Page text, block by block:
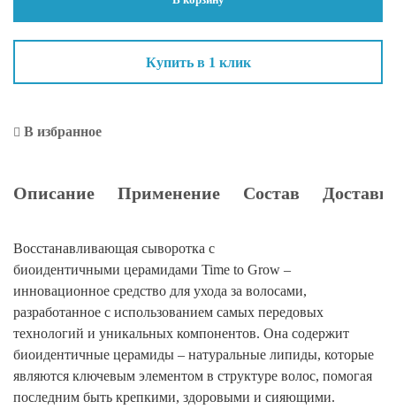
Восстанавливающая
Купить в 1 клик
В избранное
Описание Применение Состав
Восстанавливающая сыворотка с
биоидентичными церамидами Time to Grow –
инновационное средство для ухода за волосами,
разработанное с использованием самых передовых
технологий и уникальных компонентов. Она содержит
биоидентичные церамиды – натуральные липиды, которые
являются ключевым элементом в структуре волос, помогая
последним быть крепкими, здоровыми и сияющими.